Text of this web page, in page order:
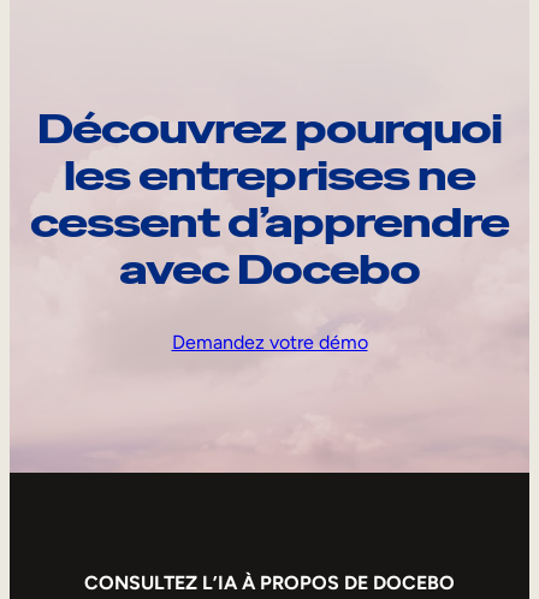
Découvrez pourquoi
les entreprises ne
cessent d’apprendre
avec Docebo
Demandez votre démo
CONSULTEZ L’IA À PROPOS DE DOCEBO